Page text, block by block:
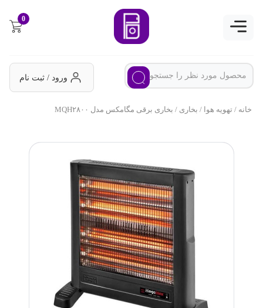
0
ورود / ثبت نام
خانه/ تهویه هوا/ بخاری/ بخاری برقی مگامکس مدل MQH۲۸۰۰